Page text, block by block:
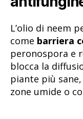
L’olio di neem
come barriera
peronospora e
blocca la
piante più
zone umide o